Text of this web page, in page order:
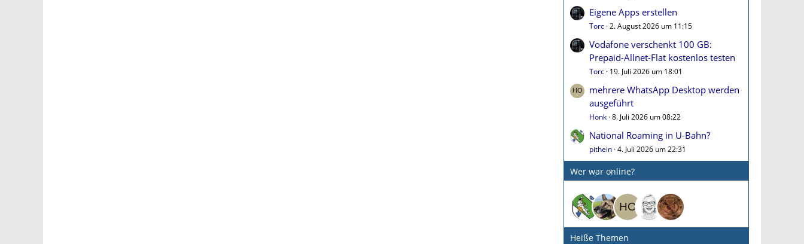
Eigene Apps erstellen
Torc 2. August 2026 um 11:15
Vodafone verschenkt 100 GB:
Prepaid-Allnet-Flat kostenlos testen
Torc 19. Juli 2026 um 18:01
mehrere WhatsApp Desktop werden
ausgeführt
Honk 8. Juli 2026 um 08:22
National Roaming in U-Bahn?
pithein 4. Juli 2026 um 22:31
Wer war online?
Heiße Themen